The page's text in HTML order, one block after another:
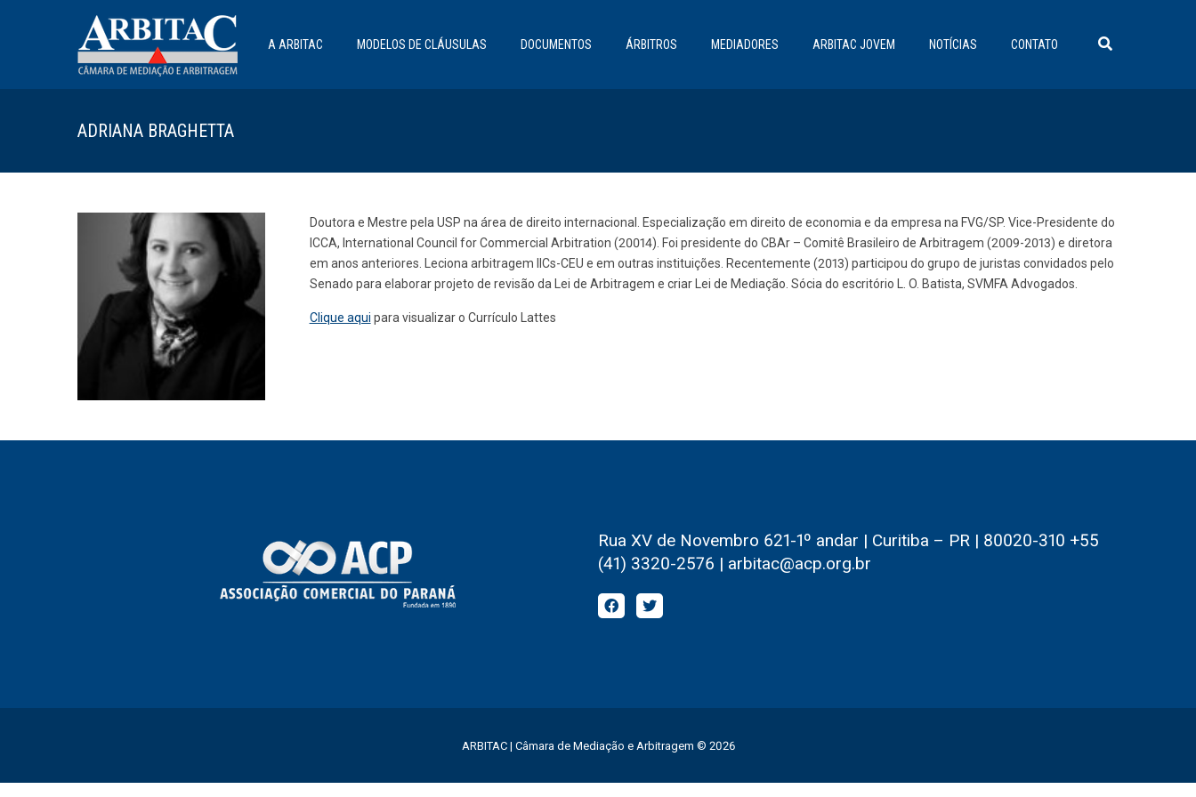
A ARBITAC MODELOS DE CLÁUSULAS DOCUMENTOS ÁRBITROS MEDIADORES ARBITAC JOVEM NOTÍCIAS CONTATO
ADRIANA BRAGHETTA
Doutora e Mestre pela USP na área de direito internacional. Especialização em direito de economia e da empresa na FVG/SP. Vice-Presidente do
ICCA, International Council for Commercial Arbitration (20014). Foi presidente do CBAr – Comitê Brasileiro de Arbitragem (2009-2013) e diretora
em anos anteriores. Leciona arbitragem IICs-CEU e em outras instituições. Recentemente (2013) participou do grupo de juristas convidados pelo
Senado para elaborar projeto de revisão da Lei de Arbitragem e criar Lei de Mediação. Sócia do escritório L. O. Batista, SVMFA Advogados.
Clique aqui para visualizar o Currículo Lattes
Rua XV de Novembro 621-1º andar | Curitiba – PR | 80020-310 +55
(41) 3320-2576 | arbitac@acp.org.br
ARBITAC | Câmara de Mediação e Arbitragem © 2026